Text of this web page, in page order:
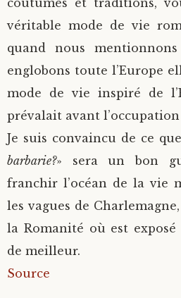
coutumes et traditions,
véritable mode de vie
quand nous
englobons toute l’Europe
mode de vie inspiré de
prévalait avant
Je suis convaincu de ce
barbarie?» sera un bon
franchir l’océan de la vie
les vagues de
la Romanité où est
de meilleur.
Source